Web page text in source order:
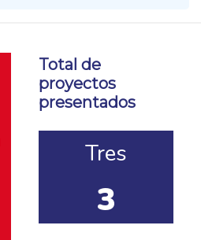
Total de
proyectos
presentados
Tres
3